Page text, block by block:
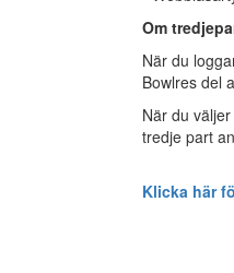
Om
När du
Bowlres del
När du
tredje part
Klicka här